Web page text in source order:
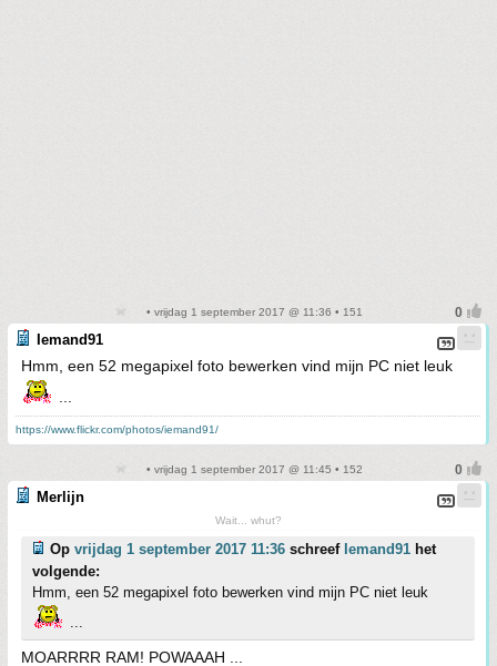
• vrijdag 1 september 2017 @ 11:36 • 151
Iemand91
Hmm, een 52 megapixel foto bewerken vind mijn PC niet leuk
https://www.flickr.com/photos/iemand91/
• vrijdag 1 september 2017 @ 11:45 • 152
Merlijn
Wait... whut?
Op vrijdag 1 september 2017 11:36 schreef Iemand91 het
volgende:
Hmm, een 52 megapixel foto bewerken vind mijn PC niet leuk
...
MOARRRR RAM! POWAAAH ...